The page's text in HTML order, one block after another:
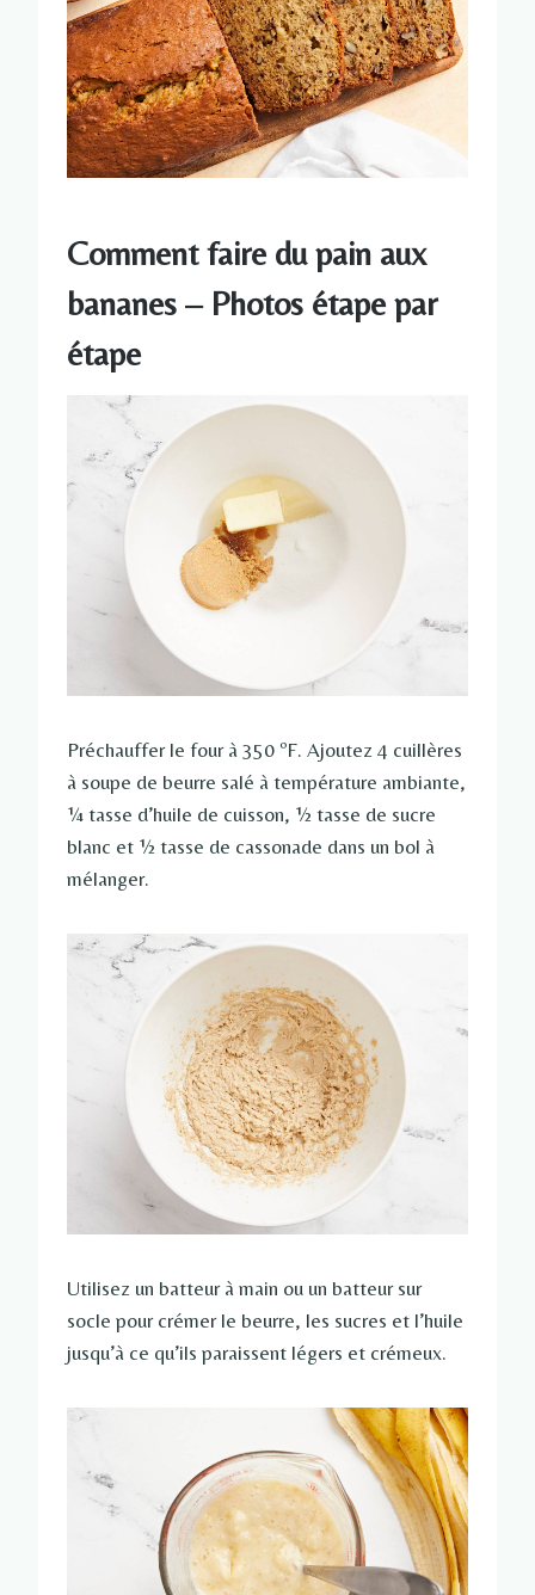
Comment faire du pain aux
bananes – Photos étape par
étape
Préchauffer le four à 350 ºF. Ajoutez 4 cuillères
à soupe de beurre salé à température ambiante,
¼ tasse d’huile de cuisson, ½ tasse de sucre
blanc et ½ tasse de cassonade dans un bol à
mélanger.
Utilisez un batteur à main ou un batteur sur
socle pour crémer le beurre, les sucres et l’huile
jusqu’à ce qu’ils paraissent légers et crémeux.